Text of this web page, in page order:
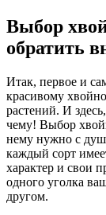
Выбор
обратить
Итак, первое и
красивому
растений. И
чему! Выбор
нему нужно с
каждый сорт
характер и свои
одного уголка
другом.